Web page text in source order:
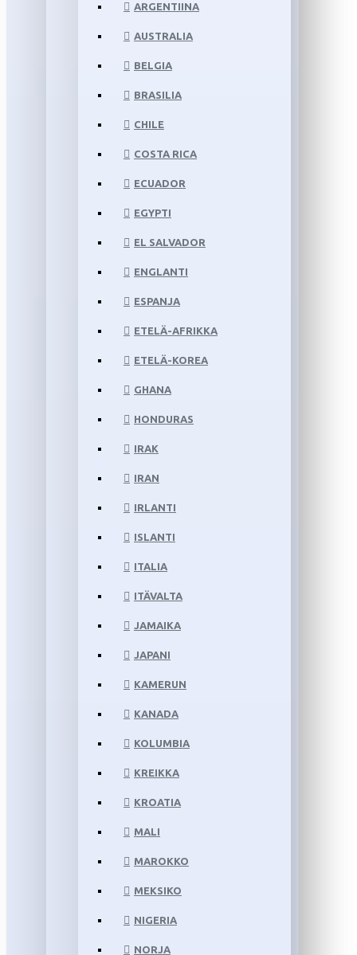
ARGENTIINA
AUSTRALIA
BELGIA
BRASILIA
CHILE
COSTA RICA
ECUADOR
EGYPTI
EL SALVADOR
ENGLANTI
ESPANJA
ETELÄ-AFRIKKA
ETELÄ-KOREA
GHANA
HONDURAS
IRAK
IRAN
IRLANTI
ISLANTI
ITALIA
ITÄVALTA
JAMAIKA
JAPANI
KAMERUN
KANADA
KOLUMBIA
KREIKKA
KROATIA
MALI
MAROKKO
MEKSIKO
NIGERIA
NORJA